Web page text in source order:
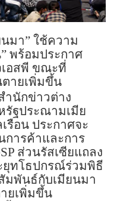
มา” ใช้ความ
พร้อมประกาศ
เอสพี ขณะที่
ตายเพิ่มขึ้น
ำนักข่าวต่าง
รัฐประณามเมีย
รือน ประกาศจะ
การค้าและการ
ส่วนรัสเซียแถลง
ยุทโธปกรณ์ร่วมพิธี
พันธ์กับเมียนมา
ยเพิ่มขึ้น